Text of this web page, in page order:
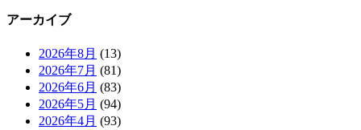
アーカイブ
2026年8月 (13)
2026年7月 (81)
2026年6月 (83)
2026年5月 (94)
2026年4月 (93)